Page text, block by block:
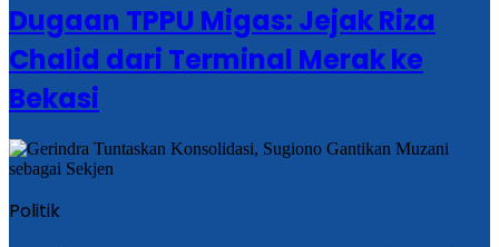
Dugaan TPPU Migas: Jejak Riza
Chalid dari Terminal Merak ke
Bekasi
Politik